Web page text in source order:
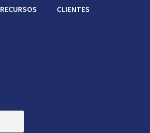
RECURSOS CLIENTES